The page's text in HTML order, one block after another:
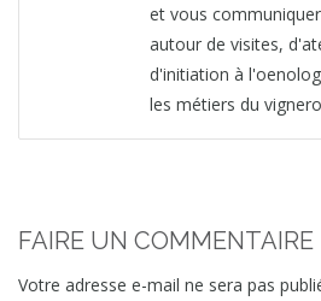
et vous
autour de visites,
d'initiation à
les métiers du
FAIRE UN COMMENTAIRE
Votre adresse e-mail ne sera pas